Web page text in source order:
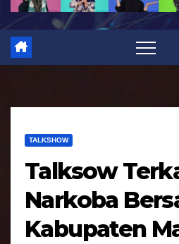
n
TALKSHOW
Talksow
Narkoba
Kabupaten